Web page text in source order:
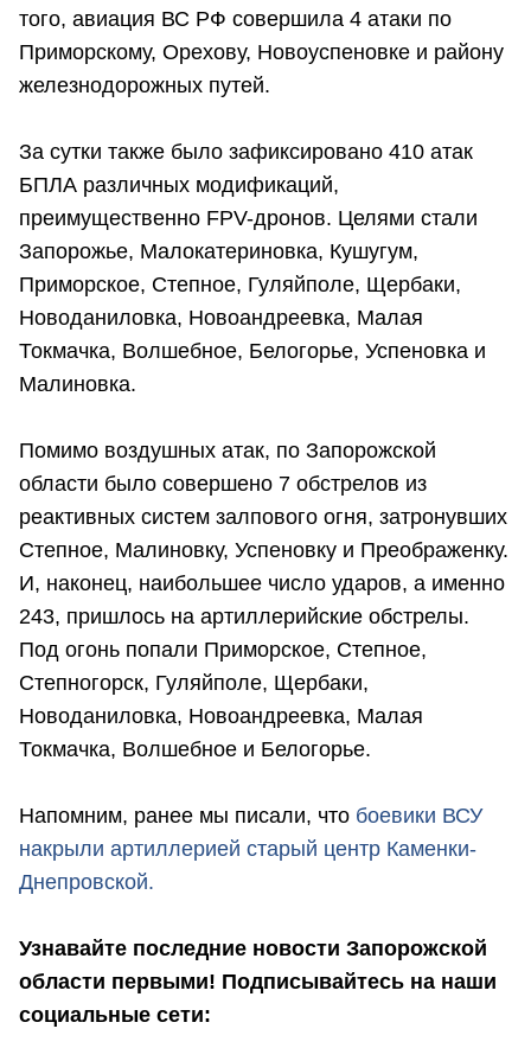
того, авиация ВС РФ совершила 4 атаки по
Приморскому, Орехову, Новоуспеновке и району
железнодорожных путей.
За сутки также было зафиксировано 410 атак
БПЛА различных модификаций,
преимущественно FPV-дронов. Целями стали
Запорожье, Малокатериновка, Кушугум,
Приморское, Степное, Гуляйполе, Щербаки,
Новоданиловка, Новоандреевка, Малая
Токмачка, Волшебное, Белогорье, Успеновка и
Малиновка.
Помимо воздушных атак, по Запорожской
области было совершено 7 обстрелов из
реактивных систем залпового огня, затронувших
Степное, Малиновку, Успеновку и Преображенку.
И, наконец, наибольшее число ударов, а именно
243, пришлось на артиллерийские обстрелы.
Под огонь попали Приморское, Степное,
Степногорск, Гуляйполе, Щербаки,
Новоданиловка, Новоандреевка, Малая
Токмачка, Волшебное и Белогорье.
Напомним, ранее мы писали, что боевики ВСУ
накрыли артиллерией старый центр Каменки-
Днепровской.
Узнавайте последние новости Запорожской
области первыми! Подписывайтесь на наши
социальные сети: